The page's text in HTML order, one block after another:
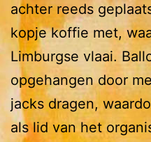
achter reeds
kopje koffie met,
Limburgse vlaai.
opgehangen door
jacks dragen,
als lid van het